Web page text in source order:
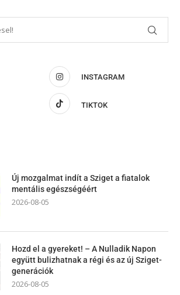
INSTAGRAM
TIKTOK
Új mozgalmat indít a Sziget a fiatalok
mentális egészségéért
2026-08-05
Hozd el a gyereket! – A Nulladik Napon
együtt bulizhatnak a régi és az új Sziget-
generációk
2026-08-05